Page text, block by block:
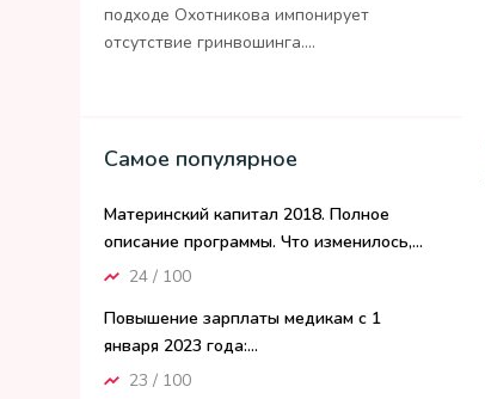
подходе Охотникова импонирует
отсутствие гринвошинга....
Самое популярное
Материнский капитал 2018. Полное
описание программы. Что изменилось,...
24 / 100
Повышение зарплаты медикам с 1
января 2023 года:...
23 / 100